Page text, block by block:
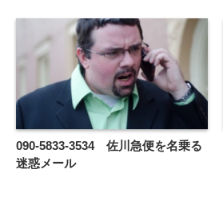
090-5833-3534 佐川急便を名乗る
迷惑メール